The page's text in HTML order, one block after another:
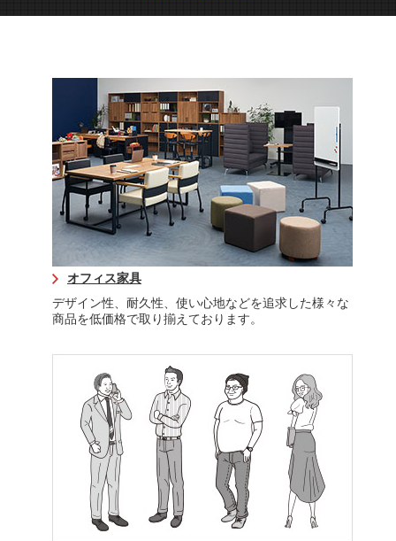
オフィス家具
デザイン性、耐久性、使い心地などを追求した様々な
商品を低価格で取り揃えております。